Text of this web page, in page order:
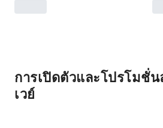
การเปิดตัวและโปรโมชั่
เวย์